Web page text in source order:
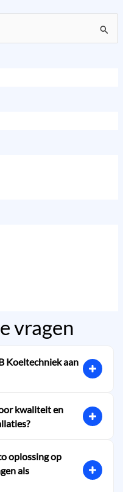
vragen
Koeltechniek aan
split en multi split
als bedrijfspanden.
ons op het realiseren
A-
en
we onderhoud op de
kwaliteit en
te werken met
STEK-certificering te
voldoen aan
oplossing op
als